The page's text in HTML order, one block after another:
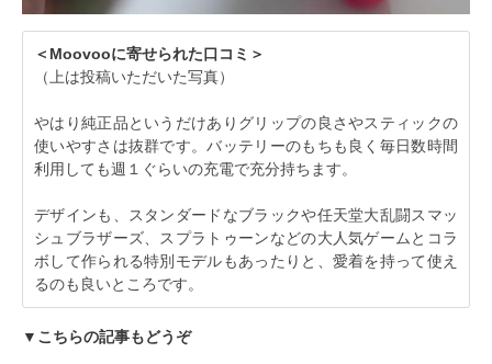
＜Moovooに寄せられた口コミ＞
（上は投稿いただいた写真）
やはり純正品というだけありグリップの良さやスティックの
使いやすさは抜群です。バッテリーのもちも良く毎日数時間
利用しても週１ぐらいの充電で充分持ちます。
デザインも、スタンダードなブラックや任天堂大乱闘スマッ
シュブラザーズ、スプラトゥーンなどの大人気ゲームとコラ
ボして作られる特別モデルもあったりと、愛着を持って使え
るのも良いところです。
▼こちらの記事もどうぞ